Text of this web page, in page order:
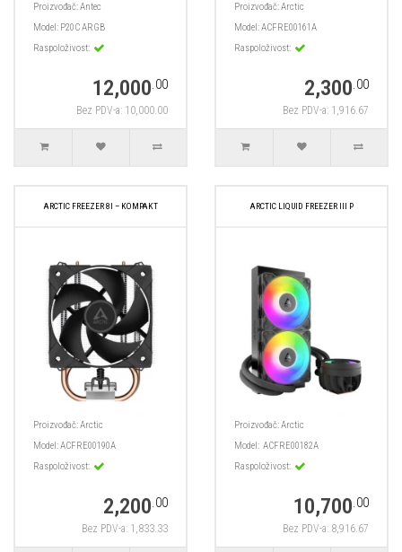
Proizvođač:Antec
Model: P20C ARGB
Raspoloživost:
12,000.00
Bez PDV-a: 10,000.00
Proizvođač:Arctic
Model:ACFRE00161A
Raspoloživost:
2,300.00
Bez PDV-a: 1,916.67
ARCTIC FREEZER 8I – KOMPAKT
Proizvođač:Arctic
Model:ACFRE00190A
Raspoloživost:
2,200.00
Bez PDV-a: 1,833.33
ARCTIC LIQUID FREEZER III P
Proizvođač:Arctic
Model: ACFRE00182A
Raspoloživost:
10,700.00
Bez PDV-a: 8,916.67